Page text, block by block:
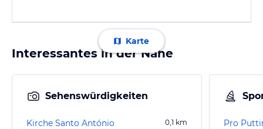
Karte
Interessantes in der Nähe
Sehenswürdigkeiten
Kirche Santo António 0,1 km Pro